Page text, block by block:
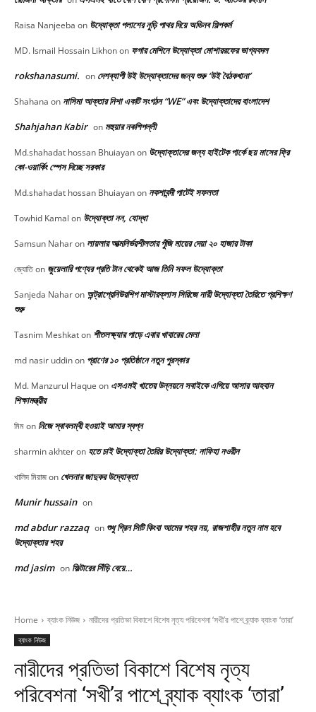
Raisa Nanjeeba on উদ্যোক্তা পলাশের নুড়ি পাথর দিয়ে অভিনব শিল্পকর্ম
MD. Ismail Hossain Likhonon ফগার মেশিনে উদ্যোক্তা মোশাররফের ভাগ্যবদল
rokshanasumi. on দেশব্যাপী উই উদ্যোক্তাদের জন্য শুরু ‘উই বৈঠকখানা’
Shahana on নাসিমা আক্তার নিশা একটি সংগঠন “WE” এবং উদ্যোক্তাদের বাংলাদেশ
Shahjahan Kabir on মহুয়ার নকশিপল্লী
Md.shahadat hossan Bhuiayanon উদ্যোক্তাদের জন্য হাইটেক পার্কে ছয় মাসের ফ্রি
কো-ওয়ার্কিং স্পেস দিচ্ছে সরকার
Md.shahadat hossan Bhuiayanon নকশাবন্দী পাটেই সফলতা
Towhid Kamal on উদ্যোক্তা নন, যোদ্ধা
Samsun Naharon লায়লার আত্মনির্ভরশীলতার পুঁজি মায়ের দেয়া ২০ হাজার টাকা
জ্যোতিon জুয়েলারি পণ্যের প্রতি টান থেকেই আজ তিনি সফল উদ্যোক্তা
Sanjeda Naharon অন্ট্রাপ্রেনিউরশিপ মাস্টারক্লাস সিরিজে নারী উদ্যোক্তা তৈরিতে প্রশিক্ষণ
শুরু
Tasnim Meshkaton শীতলক্ষ্যার পাড়ে এবার খাবারের মেলা
md nasir uddinon প্রাণের ১০ প্রতিষ্ঠানে নতুন পুরস্কার
Md. Manzurul Haque on এসএমই খাতের উন্নয়নে সবাইকে এগিয়ে আসার আহবান
শিক্ষামন্ত্রীর
মিমon নিজে স্বাবলম্বী হওয়াই আমার স্বপ্ন
sharmin akhteron হতে চাই উদ্যোক্তা তৈরির উদ্যোক্তা: নাফিহা নওরীন
খালিদ মিরাজon খেলনার জাদুকর উদ্যোক্তা
Munir hussain on
md abdur razzaq on শুধু গ্রিন সিটি কিংবা আমের শহর নয়, রাজশাহীর নতুন নাম হবে
উদ্যোক্তার শহর
md jasim on ফিল্টারের সিঁড়ি বেয়ে…